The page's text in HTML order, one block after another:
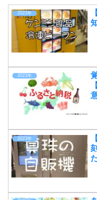
2023年
2023年
2023年